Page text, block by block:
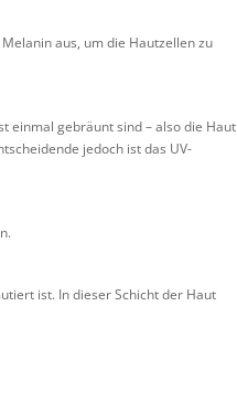
aus, um die Hautzellen zu
einmal gebräunt sind – also die Haut
jedoch ist das UV-
ist. In dieser Schicht der Haut